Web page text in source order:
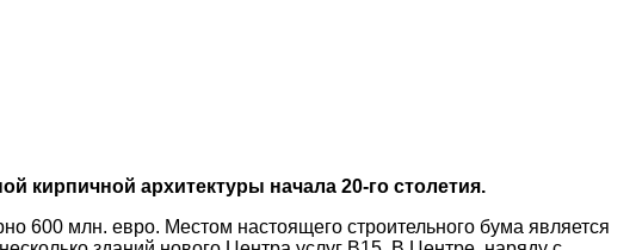
кирпичной архитектуры начала 20-го столетия.
600 млн. евро. Местом настоящего строительного бума является